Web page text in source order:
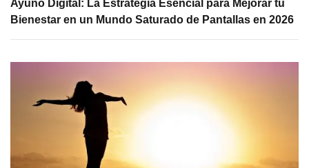
Ayuno Digital: La Estrategia Esencial para Mejorar tu
Bienestar en un Mundo Saturado de Pantallas en 2026